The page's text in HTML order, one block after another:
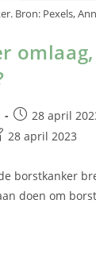
Bron: Pexels,
28 april
28 april 2023
borstkanker
doen om